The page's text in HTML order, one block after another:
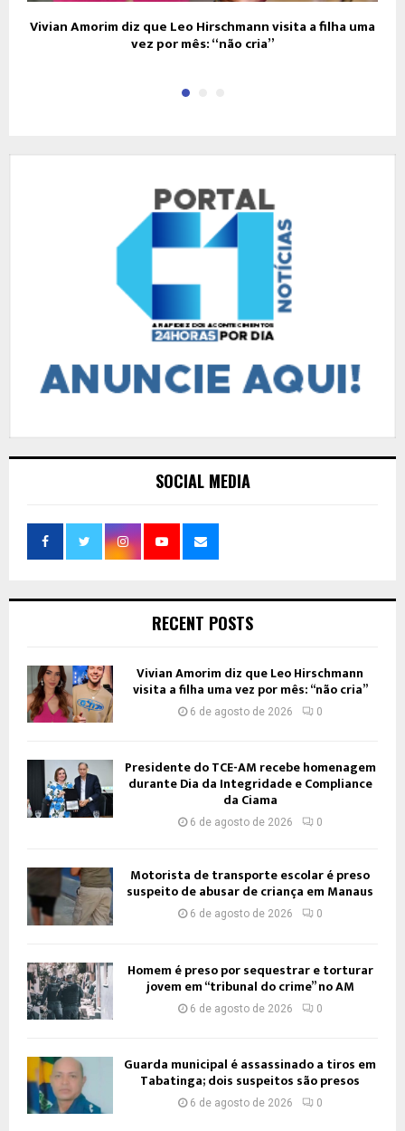
Vivian Amorim diz que Leo Hirschmann visita a filha uma
vez por mês: “não cria”
SOCIAL MEDIA
RECENT POSTS
Vivian Amorim diz que Leo Hirschmann
visita a filha uma vez por mês: “não cria”
6 de agosto de 2026 0
Presidente do TCE-AM recebe homenagem
durante Dia da Integridade e Compliance
da Ciama
6 de agosto de 2026 0
Motorista de transporte escolar é preso
suspeito de abusar de criança em Manaus
6 de agosto de 2026 0
Homem é preso por sequestrar e torturar
jovem em “tribunal do crime” no AM
6 de agosto de 2026 0
Guarda municipal é assassinado a tiros em
Tabatinga; dois suspeitos são presos
6 de agosto de 2026 0